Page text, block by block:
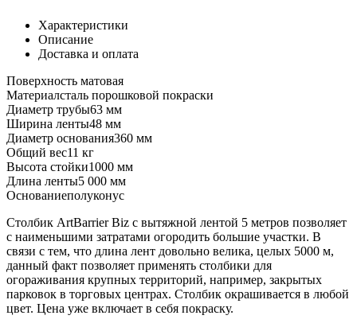
Характеристики
Описание
Доставка и оплата
Поверхность матовая
Материалсталь порошковой покраски
Диаметр трубы63 мм
Ширина ленты48 мм
Диаметр основания360 мм
Общий вес11 кг
Высота стойки1000 мм
Длина ленты5 000 мм
Основаниеполуконус
Столбик ArtBarrier Biz с вытяжной лентой 5 метров позволяет
с наименьшими затратами огородить большие участки. В
связи с тем, что длина лент довольно велика, целых 5000 м,
данный факт позволяет применять столбики для
огораживания крупных территорий, например, закрытых
парковок в торговых центрах. Столбик окрашивается в любой
цвет. Цена уже включает в себя покраску.